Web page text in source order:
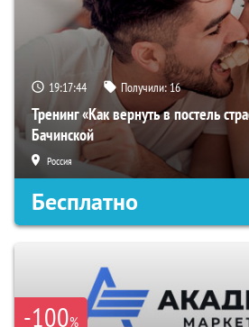
19:17:43 Получили:16
Тренинг «Как вернуть в постель
Бачинской
Россия
Бесплатно
-100%